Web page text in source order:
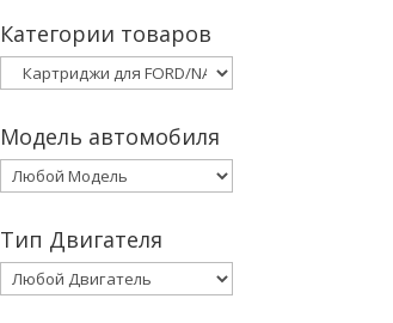
Категории товаров
Модель автомобиля
Тип Двигателя